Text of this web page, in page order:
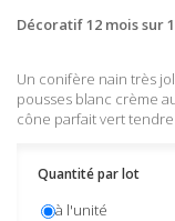
Décoratif 12 mois sur
Un conifère nain très
pousses blanc crème
cône parfait vert
Quantité par lot
à l'unité